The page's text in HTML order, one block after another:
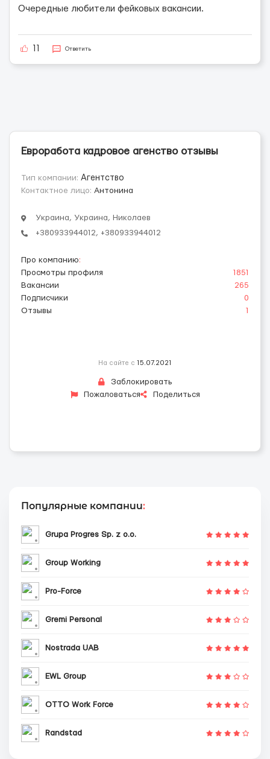
Очередные любители фейковых вакансии.
Ответить
Евроработа кадровое агенство отзывы
Тип компании: Агентство
Контактное лицо: Антонина
Украина, Украина, Николаев
+380933944012, +380933944012
Про компанию:
Просмотры профиля
1851
Вакансии
265
Подписчики
0
Отзывы
1
На сайте с 15.07.2021
Заблокировать
Пожаловаться
Поделиться
Популярные компании:
Grupa Progres Sp. z o.o.
Group Working
Pro-Force
Gremi Personal
Nostrada UAB
EWL Group
OTTO Work Force
Randstad